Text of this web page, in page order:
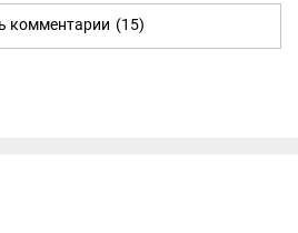
комментарии (15)